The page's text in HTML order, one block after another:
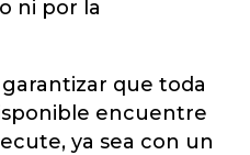
ni por la
que toda
encuentre
ya sea con un